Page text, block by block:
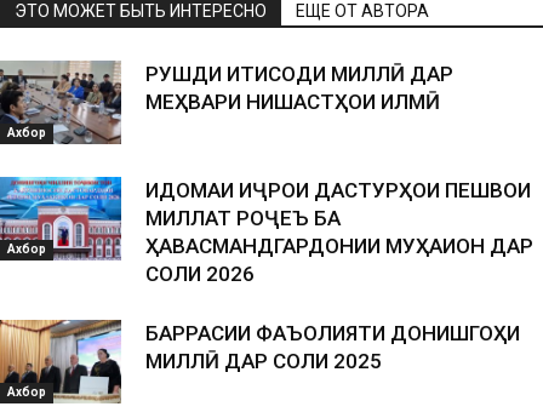
ЭТО МОЖЕТ БЫТЬ ИНТЕРЕСНО ЕЩЕ ОТ АВТОРА
Ахбор
РУШДИ ИҚТИСОДИ МИЛЛӢ ДАР
МЕҲВАРИ НИШАСТҲОИ ИЛМӢ
Ахбор
ИДОМАИ ИҶРОИ ДАСТУРҲОИ ПЕШВОИ
МИЛЛАТ РОҶЕЪ БА
ҲАВАСМАНДГАРДОНИИ МУҲАҚҚИҚОН ДАР
СОЛИ 2026
Ахбор
БАРРАСИИ ФАЪОЛИЯТИ ДОНИШГОҲИ
МИЛЛӢ ДАР СОЛИ 2025